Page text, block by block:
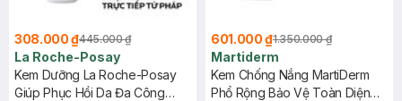
308.000 ₫445.000 ₫
La Roche-Posay
Kem Dưỡng La Roche-Posay
Giúp Phục Hồi Da Đa Công
601.000 ₫1.350.000 ₫
Martiderm
Kem Chống Nắng MartiDerm
Phổ Rộng Bảo Vệ Toàn Diện